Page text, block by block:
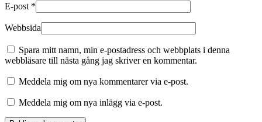
E-post *
Webbsida
Spara mitt namn, min e-postadress och webbplats i denna
webbläsare till nästa gång jag skriver en kommentar.
Meddela mig om nya kommentarer via e-post.
Meddela mig om nya inlägg via e-post.